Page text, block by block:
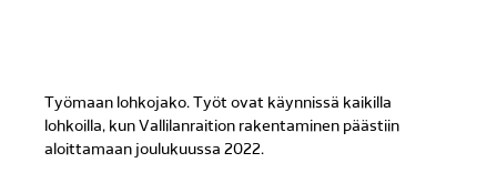
Työmaan lohkojako. Työt ovat käynnissä kaikilla
lohkoilla, kun Vallilanraition rakentaminen päästiin
aloittamaan joulukuussa 2022.